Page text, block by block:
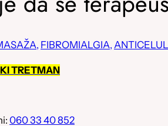
FIBROMIALGIA,
TRETMAN
060 33 40 852